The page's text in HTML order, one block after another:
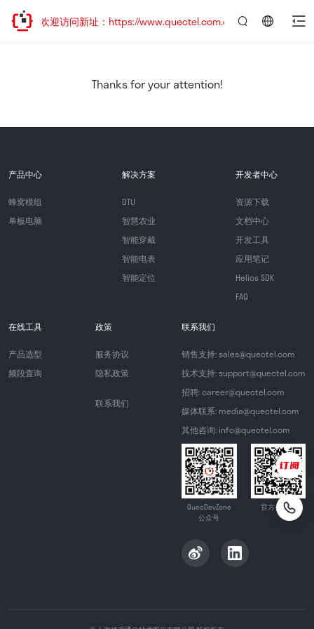
迁移，欢迎访问新址：https://www.quectel.com.cn
Thanks for your attention!
产品中心
蜂窝模组
单板电脑
解决方案
DTU
智慧农业
智能穿戴
智能电表
智能定位
开发者中心
资源下载
文档中心
开发工具
应用笔记
Helios SDK
FAQ
在线工具
产品选型
频段查询
政策
服务协议
隐私政策
联系我们
联系我们
销售支持: sales@quectel.com
技术支持: support@quectel.com
招聘: career@quectel.com
媒体联系: media@quectel.com
其他咨询: info@quectel.com
QuecDevZone
公众号
官方公众号